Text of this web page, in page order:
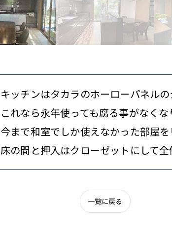
キッチンはタカラのホーローパネル
これなら永年使っても腐る事がなく
今まで和室でしか使えなかった部屋
床の間と押入はクローゼットにして
一覧に戻る